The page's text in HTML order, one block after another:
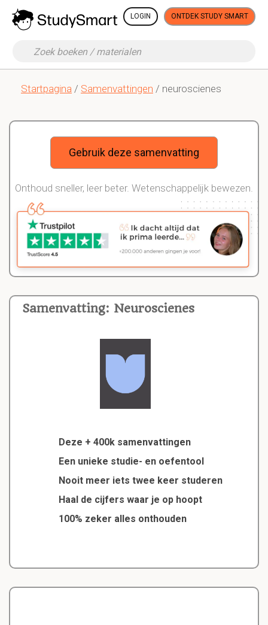
LOGIN ONTDEK STUDY SMART
Startpagina / Samenvattingen / neuroscienes
Samenvatting: Neuroscienes
Deze + 400k samenvattingen
Een unieke studie- en oefentool
Nooit meer iets twee keer studeren
Haal de cijfers waar je op hoopt
100% zeker alles onthouden
Gebruik deze samenvatting
Onthoud sneller, leer beter. Wetenschappelijk bewezen.